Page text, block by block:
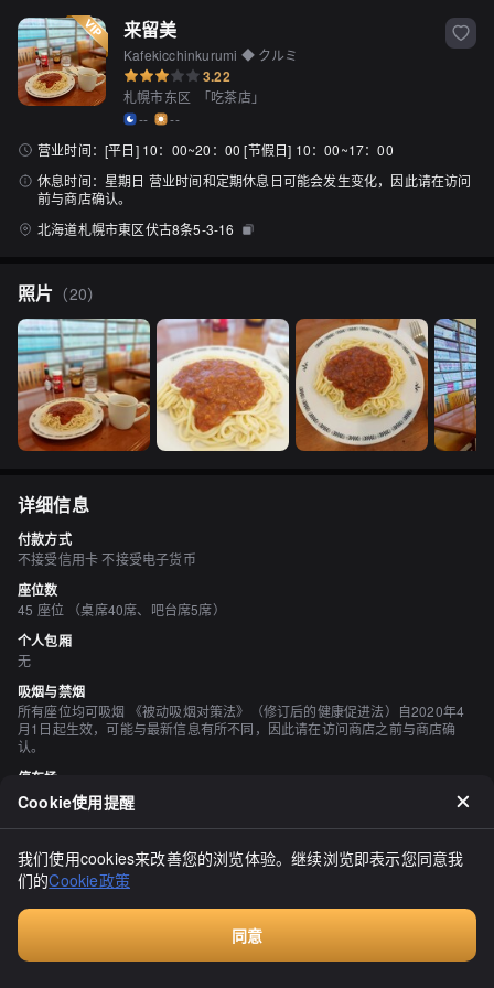
来留美
Kafekicchinkurumi ◆ クルミ
3.22
札幌市东区 「吃茶店」
--
--
营业时间： [平日] 10：00~20：00 [节假日] 10：00~17：00
休息时间： 星期日 营业时间和定期休息日可能会发生变化，因此请在访问
前与商店确认。
北海道札幌市東区伏古8条5-3-16
照片 （20）
详细信息
付款方式
不接受信用卡 不接受电子货币
座位数
45 座位 （桌席40席、吧台席5席）
个人包厢
无
吸烟与禁烟
所有座位均可吸烟 《被动吸烟对策法》（修订后的健康促进法）自2020年4
月1日起生效，可能与最新信息有所不同，因此请在访问商店之前与商店确
认。
停车场
有 10（包装时为 12）
空间与设备
有吧台座位
评价（11）
3.50
Cookie使用提醒
我们使用cookies来改善您的浏览体验。继续浏览即表示您同意我
们的Cookie政策
同意